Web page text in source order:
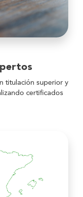
titulación superior y
certificados